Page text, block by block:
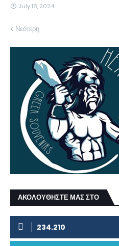
July 18, 2024
Νεότερη
ΑΚΟΛΟΥΘΗΣΤΕ ΜΑΣ ΣΤΟ
234.210